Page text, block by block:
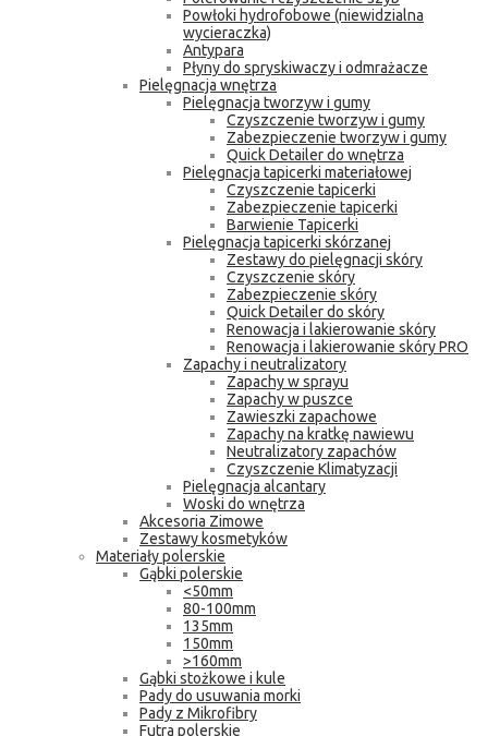
Powłoki hydrofobowe (niewidzialna
wycieraczka)
Antypara
Płyny do spryskiwaczy i odmrażacze
Pielęgnacja wnętrza
Pielęgnacja tworzyw i gumy
Czyszczenie tworzyw i gumy
Zabezpieczenie tworzyw i gumy
Quick Detailer do wnętrza
Pielęgnacja tapicerki materiałowej
Czyszczenie tapicerki
Zabezpieczenie tapicerki
Barwienie Tapicerki
Pielęgnacja tapicerki skórzanej
Zestawy do pielęgnacji skóry
Czyszczenie skóry
Zabezpieczenie skóry
Quick Detailer do skóry
Renowacja i lakierowanie skóry
Renowacja i lakierowanie skóry PRO
Zapachy i neutralizatory
Zapachy w sprayu
Zapachy w puszce
Zawieszki zapachowe
Zapachy na kratkę nawiewu
Neutralizatory zapachów
Czyszczenie Klimatyzacji
Pielęgnacja alcantary
Woski do wnętrza
Akcesoria Zimowe
Zestawy kosmetyków
Materiały polerskie
Gąbki polerskie
<50mm
80-100mm
135mm
150mm
>160mm
Gąbki stożkowe i kule
Pady do usuwania morki
Pady z Mikrofibry
Futra polerskie